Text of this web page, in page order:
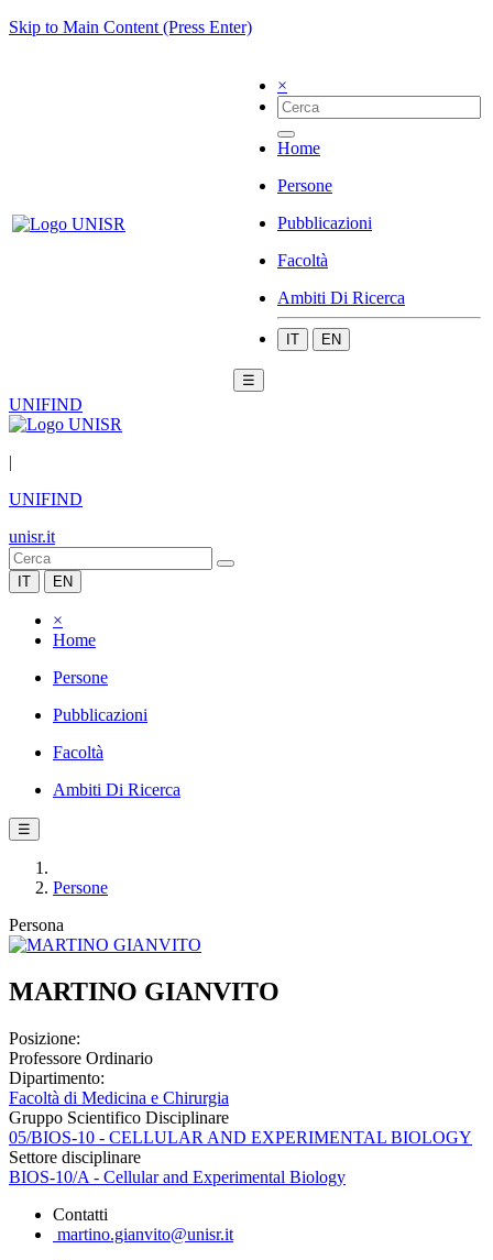
Skip to Main Content (Press Enter)
×
Home
Persone
Pubblicazioni
Facoltà
Ambiti Di Ricerca
IT EN
☰
UNIFIND
|
UNIFIND
unisr.it
IT EN
×
Home
Persone
Pubblicazioni
Facoltà
Ambiti Di Ricerca
☰
Persone
Persona
MARTINO GIANVITO
Posizione:
Professore Ordinario
Dipartimento:
Facoltà di Medicina e Chirurgia
Gruppo Scientifico Disciplinare
05/BIOS-10 - CELLULAR AND EXPERIMENTAL BIOLOGY
Settore disciplinare
BIOS-10/A - Cellular and Experimental Biology
Contatti
martino.gianvito@unisr.it